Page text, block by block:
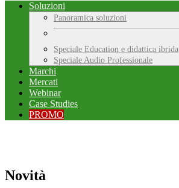
Soluzioni
Panoramica soluzioni
Speciale Education e didattica ibrida
Speciale Audio Professionale
Marchi
Mercati
Webinar
Case Studies
PROMO
Novità